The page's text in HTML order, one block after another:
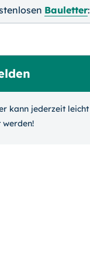
Bauletter:
kann jeder­zeit leicht